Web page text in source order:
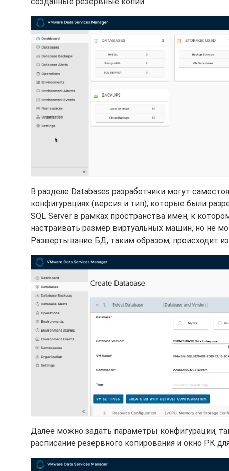
В разделе Databases разработчики могут
конфигурациях (версия и тип), которые были
SQL Server в рамках пространства имен, к
настраивать размер виртуальных машин, но не
Развертывание БД, таким образом, происходит
Далее можно задать параметры конфигурации,
расписание резервного копирования и окно РК